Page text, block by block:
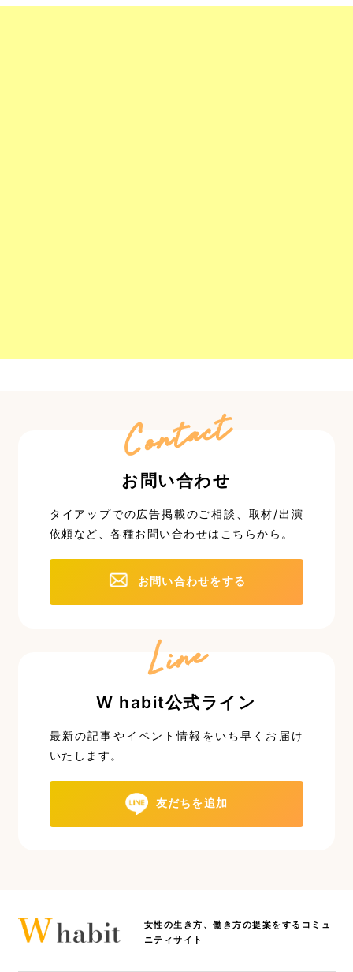
お問い合わせ
Contact
タイアップでの広告掲載のご相談、取材/出演
依頼など、各種お問い合わせはこちらから。
お問い合わせをする
W habit公式ライン
Line
最新の記事やイベント情報を いち早くお届け
いたします。
友だちを追加
女性の生き方、働き方の提案をするコミュ
ニティサイト